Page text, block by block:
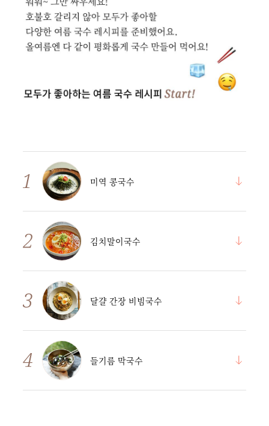
미역 콩국수
김치말이국수
달걀 간장 비빔국수
들기름 막국수